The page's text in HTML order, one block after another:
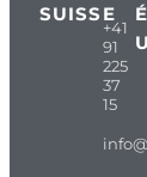
SUISSE
+41
91
225
37
15